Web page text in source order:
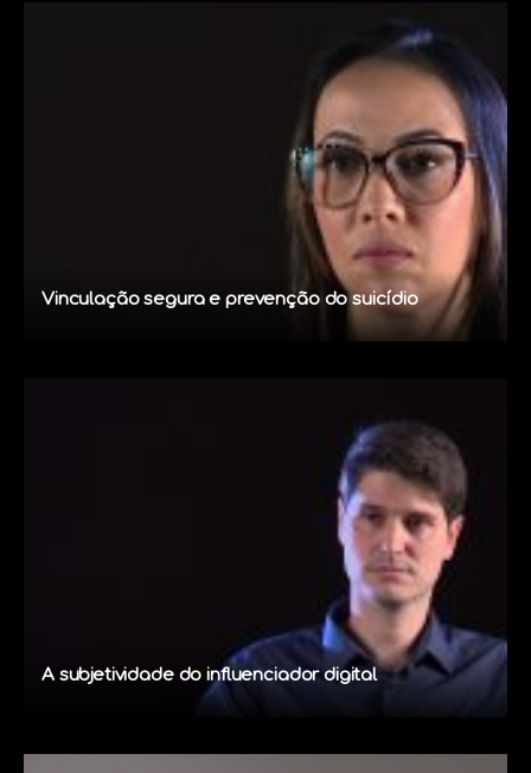
Vinculação segura e prevenção do suicídio
A subjetividade do influenciador digital